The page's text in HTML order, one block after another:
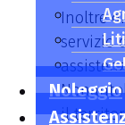
Noleggio
Inoltre
servizio
il